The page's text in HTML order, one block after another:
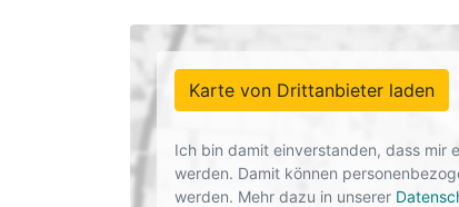
Karte von Drittanbieter laden
Ich bin damit einverstanden, dass mir
werden. Damit können
werden. Mehr dazu in unserer